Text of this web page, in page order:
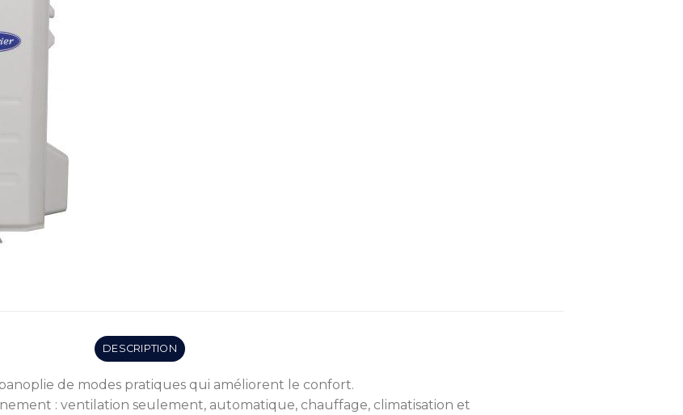
DESCRIPTION
de modes pratiques qui améliorent le confort.
: ventilation seulement, automatique, chauffage, climatisation et